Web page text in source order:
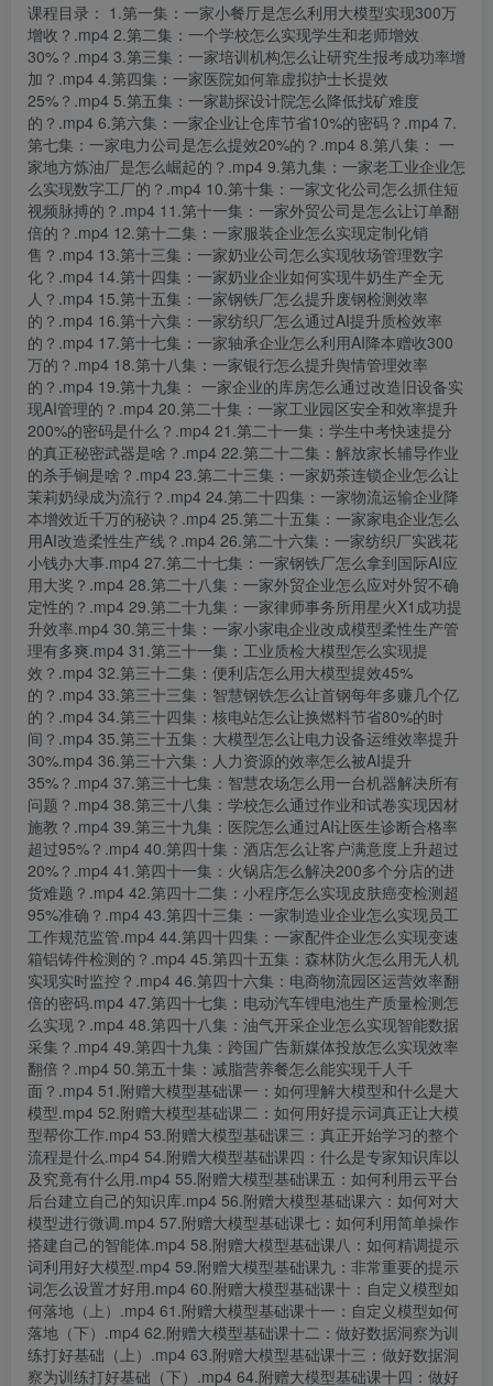
课程目录： 1.第一集：一家小餐厅是怎么利用大模型实现300万
增收？.mp4 2.第二集：一个学校怎么实现学生和老师增效
30%？.mp4 3.第三集：一家培训机构怎么让研究生报考成功率增
加？.mp4 4.第四集：一家医院如何靠虚拟护士长提效
25%？.mp4 5.第五集：一家勘探设计院怎么降低找矿难度
的？.mp4 6.第六集：一家企业让仓库节省10%的密码？.mp4 7.
第七集：一家电力公司是怎么提效20%的？.mp4 8.第八集： 一
家地方炼油厂是怎么崛起的？.mp4 9.第九集：一家老工业企业怎
么实现数字工厂的？.mp4 10.第十集：一家文化公司怎么抓住短
视频脉搏的？.mp4 11.第十一集：一家外贸公司是怎么让订单翻
倍的？.mp4 12.第十二集：一家服装企业怎么实现定制化销
售？.mp4 13.第十三集：一家奶业公司怎么实现牧场管理数字
化？.mp4 14.第十四集：一家奶业企业如何实现牛奶生产全无
人？.mp4 15.第十五集：一家钢铁厂怎么提升废钢检测效率
的？.mp4 16.第十六集：一家纺织厂怎么通过AI提升质检效率
的？.mp4 17.第十七集：一家轴承企业怎么利用AI降本赠收300
万的？.mp4 18.第十八集：一家银行怎么提升舆情管理效率
的？.mp4 19.第十九集： 一家企业的库房怎么通过改造旧设备实
现AI管理的？.mp4 20.第二十集：一家工业园区安全和效率提升
200%的密码是什么？.mp4 21.第二十一集：学生中考快速提分
的真正秘密武器是啥？.mp4 22.第二十二集：解放家长辅导作业
的杀手锏是啥？.mp4 23.第二十三集：一家奶茶连锁企业怎么让
茉莉奶绿成为流行？.mp4 24.第二十四集：一家物流运输企业降
本增效近千万的秘诀？.mp4 25.第二十五集：一家家电企业怎么
用AI改造柔性生产线？.mp4 26.第二十六集：一家纺织厂实践花
小钱办大事.mp4 27.第二十七集：一家钢铁厂怎么拿到国际AI应
用大奖？.mp4 28.第二十八集：一家外贸企业怎么应对外贸不确
定性的？.mp4 29.第二十九集：一家律师事务所用星火X1成功提
升效率.mp4 30.第三十集：一家小家电企业改成模型柔性生产管
理有多爽.mp4 31.第三十一集：工业质检大模型怎么实现提
效？.mp4 32.第三十二集：便利店怎么用大模型提效45%
的？.mp4 33.第三十三集：智慧钢铁怎么让首钢每年多赚几个亿
的？.mp4 34.第三十四集：核电站怎么让换燃料节省80%的时
间？.mp4 35.第三十五集：大模型怎么让电力设备运维效率提升
30%.mp4 36.第三十六集：人力资源的效率怎么被AI提升
35%？.mp4 37.第三十七集：智慧农场怎么用一台机器解决所有
问题？.mp4 38.第三十八集：学校怎么通过作业和试卷实现因材
施教？.mp4 39.第三十九集：医院怎么通过AI让医生诊断合格率
超过95%？.mp4 40.第四十集：酒店怎么让客户满意度上升超过
20%？.mp4 41.第四十一集：火锅店怎么解决200多个分店的进
货难题？.mp4 42.第四十二集：小程序怎么实现皮肤癌变检测超
95%准确？.mp4 43.第四十三集：一家制造业企业怎么实现员工
工作规范监管.mp4 44.第四十四集：一家配件企业怎么实现变速
箱铝铸件检测的？.mp4 45.第四十五集：森林防火怎么用无人机
实现实时监控？.mp4 46.第四十六集：电商物流园区运营效率翻
倍的密码.mp4 47.第四十七集：电动汽车锂电池生产质量检测怎
么实现？.mp4 48.第四十八集：油气开采企业怎么实现智能数据
采集？.mp4 49.第四十九集：跨国广告新媒体投放怎么实现效率
翻倍？.mp4 50.第五十集：减脂营养餐怎么能实现千人千
面？.mp4 51.附赠大模型基础课一：如何理解大模型和什么是大
模型.mp4 52.附赠大模型基础课二：如何用好提示词真正让大模
型帮你工作.mp4 53.附赠大模型基础课三：真正开始学习的整个
流程是什么.mp4 54.附赠大模型基础课四：什么是专家知识库以
及究竟有什么用.mp4 55.附赠大模型基础课五：如何利用云平台
后台建立自己的知识库.mp4 56.附赠大模型基础课六：如何对大
模型进行微调.mp4 57.附赠大模型基础课七：如何利用简单操作
搭建自己的智能体.mp4 58.附赠大模型基础课八：如何精调提示
词利用好大模型.mp4 59.附赠大模型基础课九：非常重要的提示
词怎么设置才好用.mp4 60.附赠大模型基础课十：自定义模型如
何落地（上）.mp4 61.附赠大模型基础课十一：自定义模型如何
落地（下）.mp4 62.附赠大模型基础课十二：做好数据洞察为训
练打好基础（上）.mp4 63.附赠大模型基础课十三：做好数据洞
察为训练打好基础（下）.mp4 64.附赠大模型基础课十四：做好